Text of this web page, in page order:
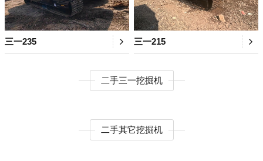
三一235 三一215
二手三一挖掘机
二手其它挖掘机